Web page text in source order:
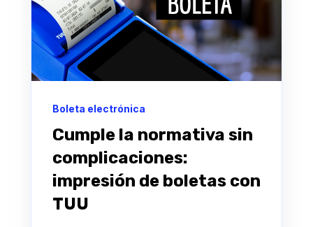
Boleta electrónica
Cumple la normativa sin
complicaciones:
impresión de boletas con
TUU